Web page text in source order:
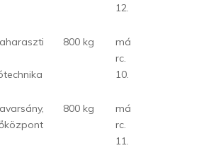
12.
800 kg
má
rc.
10.
800 kg
má
rc.
11.